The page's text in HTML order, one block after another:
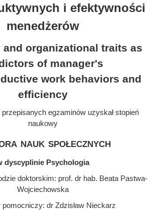
i efektywności
menedżerów
and organizational traits as
of manager's
work behaviors and
efficiency
przepisanych egzaminów uzyskał stopień
naukowy
nauk społecznych
dyscyplinie Psychologia
doktorskim: prof. dr hab. Beata Pastwa-
Wojciechowska
pomocniczy: dr Zdzisław Nieckarz